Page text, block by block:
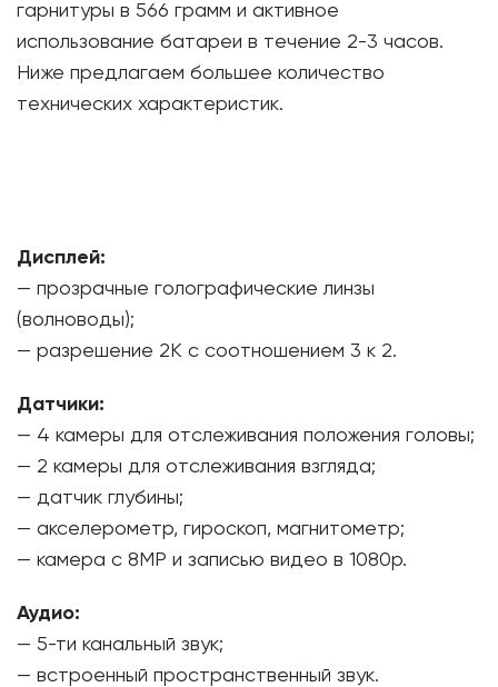
гарнитуры в 566 грамм и активное
использование батареи в течение 2-3 часов.
Ниже предлагаем большее количество
технических характеристик.
Дисплей:
— прозрачные голографические линзы
(волноводы);
— разрешение 2K с соотношением 3 к 2.
Датчики:
— 4 камеры для отслеживания положения головы;
— 2 камеры для отслеживания взгляда;
— датчик глубины;
— акселерометр, гироскоп, магнитометр;
— камера с 8MP и записью видео в 1080p.
Аудио:
— 5-ти канальный звук;
— встроенный пространственный звук.